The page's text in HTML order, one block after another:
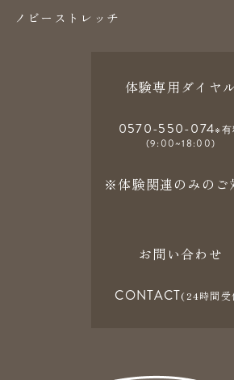
ノビーストレッチ
体験専用ダイヤル
0570-550-074※有
(9:00~18:00)
※体験関連のみのご
お問い合わせ
CONTACT(24時間受